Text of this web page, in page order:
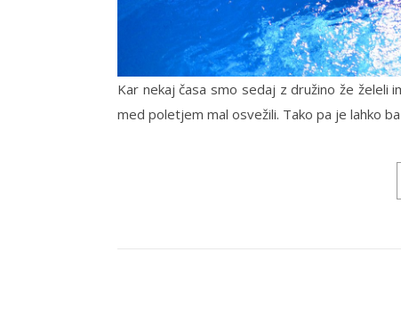
Kar nekaj časa smo sedaj z družino že želeli
med poletjem mal osvežili. Tako pa je lahko